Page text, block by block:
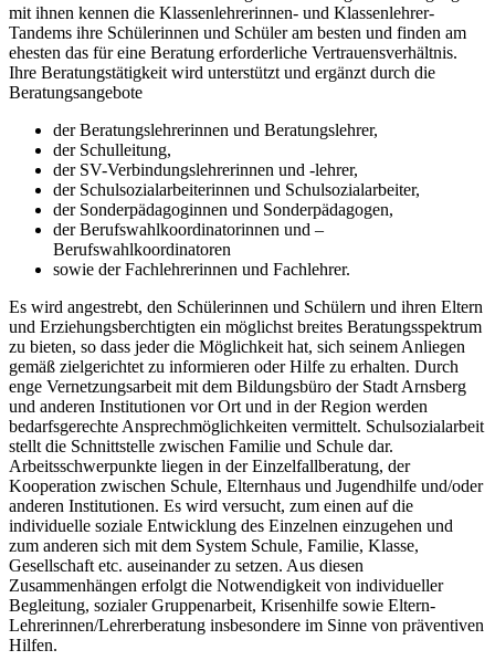
mit ihnen kennen die Klassenlehrerinnen- und Klassenlehrer-
Tandems ihre Schülerinnen und Schüler am besten und finden am
ehesten das für eine Beratung erforderliche Vertrauensverhältnis.
Ihre Beratungstätigkeit wird unterstützt und ergänzt durch die
Beratungsangebote
der Beratungslehrerinnen und Beratungslehrer,
der Schulleitung,
der SV-Verbindungslehrerinnen und -lehrer,
der Schulsozialarbeiterinnen und Schulsozialarbeiter,
der Sonderpädagoginnen und Sonderpädagogen,
der Berufswahlkoordinatorinnen und –
Berufswahlkoordinatoren
sowie der Fachlehrerinnen und Fachlehrer.
Es wird angestrebt, den Schülerinnen und Schülern und ihren Eltern
und Erziehungsberchtigten ein möglichst breites Beratungsspektrum
zu bieten, so dass jeder die Möglichkeit hat, sich seinem Anliegen
gemäß zielgerichtet zu informieren oder Hilfe zu erhalten. Durch
enge Vernetzungsarbeit mit dem Bildungsbüro der Stadt Arnsberg
und anderen Institutionen vor Ort und in der Region werden
bedarfsgerechte Ansprechmöglichkeiten vermittelt. Schulsozialarbeit
stellt die Schnittstelle zwischen Familie und Schule dar.
Arbeitsschwerpunkte liegen in der Einzelfallberatung, der
Kooperation zwischen Schule, Elternhaus und Jugendhilfe und/oder
anderen Institutionen. Es wird versucht, zum einen auf die
individuelle soziale Entwicklung des Einzelnen einzugehen und
zum anderen sich mit dem System Schule, Familie, Klasse,
Gesellschaft etc. auseinander zu setzen. Aus diesen
Zusammenhängen erfolgt die Notwendigkeit von individueller
Begleitung, sozialer Gruppenarbeit, Krisenhilfe sowie Eltern-
Lehrerinnen/Lehrerberatung insbesondere im Sinne von präventiven
Hilfen.